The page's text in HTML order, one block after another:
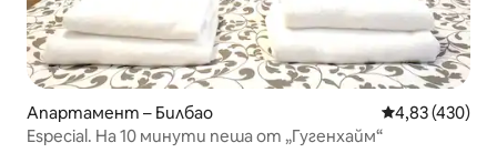
Апартамент – Билбао Средна
4,83 (430)
Especial. На 10 минути пеша от „Гугенхайм“